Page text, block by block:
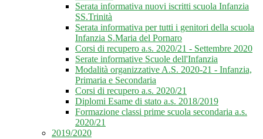
Serata informativa nuovi iscritti scuola Infanzia
SS.Trinità
Serata informativa per tutti i genitori della scuola
Infanzia S.Maria del Pornaro
Corsi di recupero a.s. 2020/21 - Settembre 2020
Serate informative Scuole dell'Infanzia
Modalità organizzative A.S. 2020-21 - Infanzia,
Primaria e Secondaria
Corsi di recupero a.s. 2020/21
Diplomi Esame di stato a.s. 2018/2019
Formazione classi prime scuola secondaria a.s.
2020/21
2019/2020